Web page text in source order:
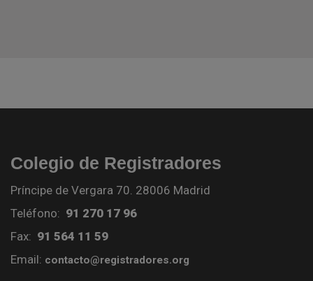
Colegio de Registradores
Príncipe de Vergara 70. 28006 Madrid
Teléfono: 91 270 17 96
Fax: 91 564 11 59
Email: contacto@registradores.org